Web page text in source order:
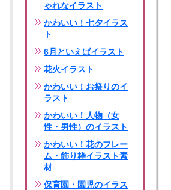
ゃれなイラスト
かわいい！七夕イラス
ト
6月といえばイラスト
花火イラスト
かわいい！お祭りのイ
ラスト
かわいい！人物（女
性・男性）のイラスト
かわいい！花のフレー
ム・飾り枠イラスト素
材
保育園・園児のイラス